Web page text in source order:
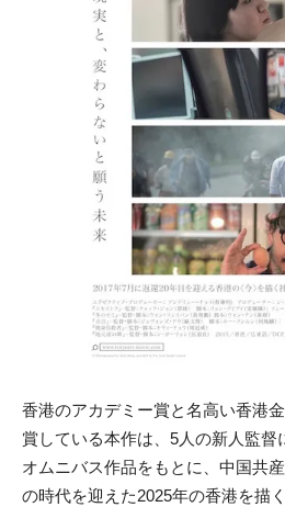
香港のアカデミー賞と名高い香港
賞している本作は、5人の新人監
オムニバス作品をもとに、中国共
の時代を迎えた2025年の香港を描